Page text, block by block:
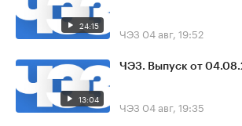
24:15 ЧЭЗ 04 авг, 19:52
13:04
ЧЭЗ. Выпуск от
ЧЭЗ 04 авг, 19:35